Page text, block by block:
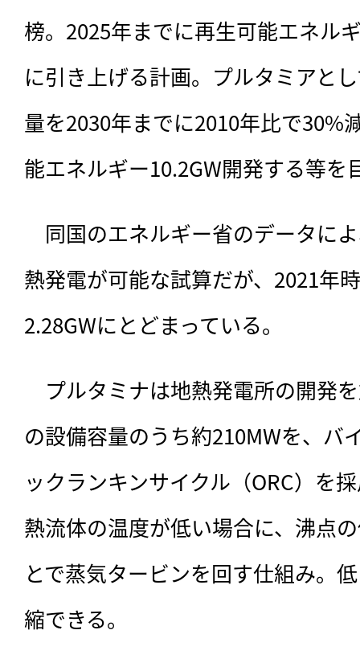
榜。2025年までに再生可能エネル
に引き上げる計画。プルタミアと
量を2030年までに2010年比で30%
能エネルギー10.2GW開発する等を
同国のエネルギー省のデータに
熱発電が可能な試算だが、2021年
2.28GWにとどまっている。
プルタミナは地熱発電所の開発
の設備容量のうち約210MWを、バ
ックランキンサイクル（ORC）を
熱流体の温度が低い場合に、沸点
とで蒸気タービンを回す仕組み。
縮できる。